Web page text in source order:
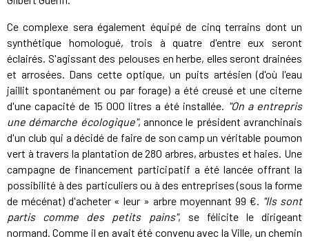
Ce complexe sera également équipé de cinq terrains dont un
synthétique homologué, trois à quatre d'entre eux seront
éclairés. S'agissant des pelouses en herbe, elles seront drainées
et arrosées. Dans cette optique, un puits artésien (d'où l'eau
jaillit spontanément ou par forage) a été creusé et une citerne
d'une capacité de 15 000 litres a été installée. "On a entrepris
une démarche écologique", annonce le président avranchinais
d'un club qui a décidé de faire de son camp un véritable poumon
vert à travers la plantation de 280 arbres, arbustes et haies. Une
campagne de financement participatif a été lancée offrant la
possibilité à des particuliers ou à des entreprises (sous la forme
de mécénat) d'acheter « leur » arbre moyennant 99 €. "Ils sont
partis comme des petits pains", se félicite le dirigeant
normand. Comme il en avait été convenu avec la Ville, un chemin